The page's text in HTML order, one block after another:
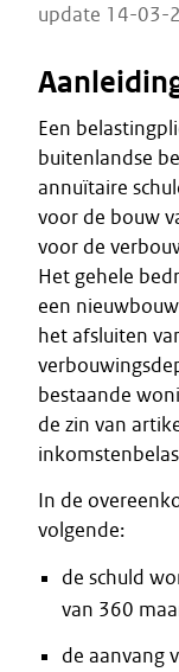
update 14-03-
Een
buitenlandse
annuïtaire
voor de bouw
voor de
Het gehele
een
het afsluiten
bestaande
de zin van
In de
volgende:
de schuld
van 360
de aanvang